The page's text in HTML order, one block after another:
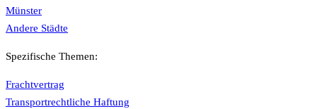
Münster
Andere Städte
Spezifische Themen:
Frachtvertrag
Transportrechtliche Haftung